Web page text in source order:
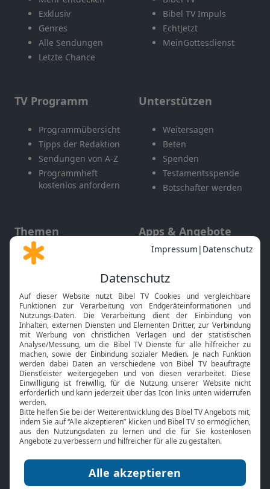
Exklusiv
Genres
Alle Sendungen
Letzte Chance
Bibel TV Impuls
EchtJetzt
MeinGottesdienst
TV Programm
Programmübersicht
Tipps der Redaktion
Sendungen von A-Z
Programmheft
kostenlos anfordern
Unterstützen
Weitersagen
Beten
Spenden
Testamentsspende
Botschafter werden
Themen
Gott und Bibel erklärt
Neuigkeiten
Apps & Angebote
Mobile App
Smart TV
HbbTV
Bibelthek Online-Bibel
Nächster Gottesdienst
Bibel TV
Über uns
Jobs
Mediadaten
Service
Kontakt
TV-Empfang